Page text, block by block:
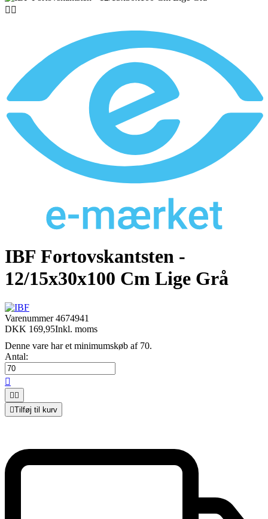
 
IBF Fortovskantsten -
12/15x30x100 Cm Lige Grå
Varenummer4674941
DKK 169,95Inkl. moms
Denne vare har et minimumskøb af 70.
Antal:

 
Tilføj til kurv